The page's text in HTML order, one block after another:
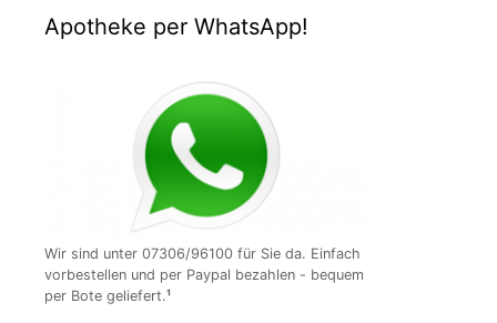
Apotheke per WhatsApp!
Wir sind unter 07306/96100 für Sie da. Einfach
vorbestellen und per Paypal bezahlen - bequem
per Bote geliefert.¹